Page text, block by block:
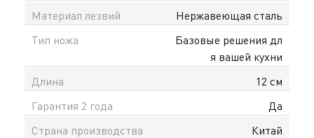
лежит в руке и предотвращает скольжение,
обеспечивая комфорт и безопасность. Больстер
защищает пальцы и помогает уверенно
контролировать движения во время нарезки.
Идеально подойдёт для ежедневной кухни и тех,
При покупке вы получаете официальную гарантию
в Казахстане и доставку по всему Казахстану.
Материал лезвий
Нержавеющая сталь
Тип ножа
Базовые решения дл
я вашей кухни
Длина
12 см
Гарантия 2 года
Да
Страна производства
Китай